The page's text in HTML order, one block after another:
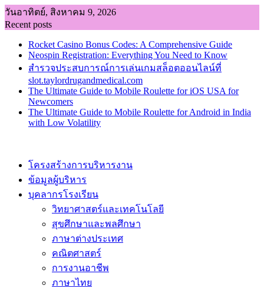
Skip
to
content
วันอาทิตย์, สิงหาคม 9, 2026
Recent posts
Rocket Casino Bonus Codes: A Comprehensive Guide
Neospin Registration: Everything You Need to Know
สำรวจประสบการณ์การเล่นเกมสล็อตออนไลน์ที่
slot.taylordrugandmedical.com
The Ultimate Guide to Mobile Roulette for iOS USA for
Newcomers
The Ultimate Guide to Mobile Roulette for Android in India
with Low Volatility
โครงสร้างการบริหารงาน
ข้อมูลผู้บริหาร
บุคลากรโรงเรียน
วิทยาศาสตร์และเทคโนโลยี
สุขศึกษาและพลศึกษา
ภาษาต่างประเทศ
คณิตศาสตร์
การงานอาชีพ
ภาษาไทย